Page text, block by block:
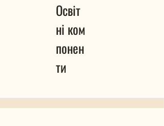
Освіт
ні ком
понен
ти